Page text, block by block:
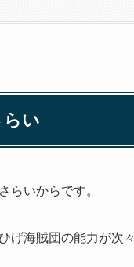
い
らいからです。
げ海賊団の能力が次